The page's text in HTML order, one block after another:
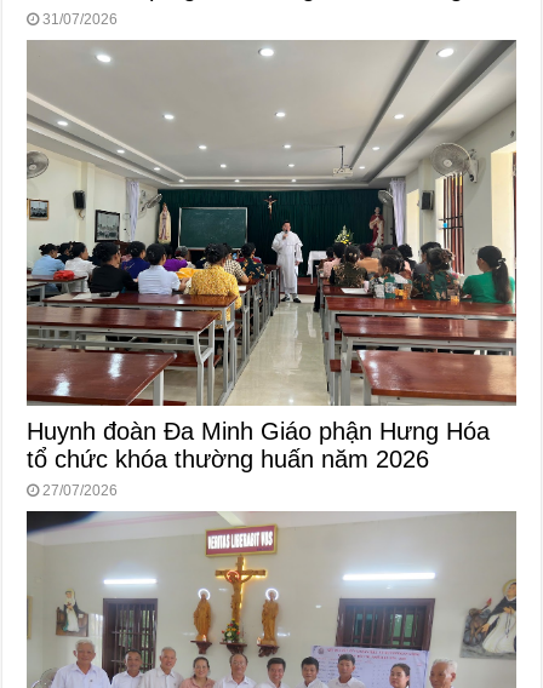
31/07/2026
Huynh đoàn Đa Minh Giáo phận Hưng Hóa
tổ chức khóa thường huấn năm 2026
27/07/2026